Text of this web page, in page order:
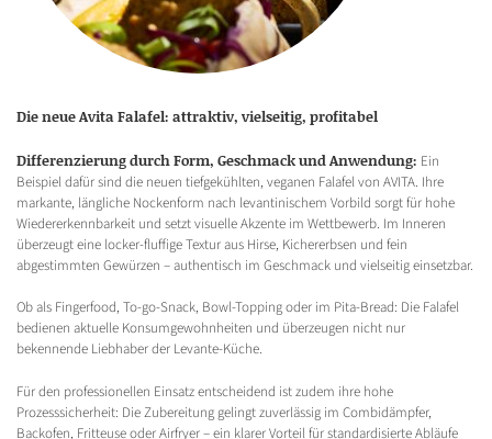
Die neue Avita Falafel: attraktiv, vielseitig, profitabel
Differenzierung durch Form, Geschmack und Anwendung: Ein
Beispiel dafür sind die neuen tiefgekühlten, veganen Falafel von AVITA. Ihre
markante, längliche Nockenform nach levantinischem Vorbild sorgt für hohe
Wiedererkennbarkeit und setzt visuelle Akzente im Wettbewerb. Im Inneren
überzeugt eine locker-fluffige Textur aus Hirse, Kichererbsen und fein
abgestimmten Gewürzen – authentisch im Geschmack und vielseitig einsetzbar.
Ob als Fingerfood, To-go-Snack, Bowl-Topping oder im Pita-Bread: Die Falafel
bedienen aktuelle Konsumgewohnheiten und überzeugen nicht nur
bekennende Liebhaber der Levante-Küche.
Für den professionellen Einsatz entscheidend ist zudem ihre hohe
Prozesssicherheit: Die Zubereitung gelingt zuverlässig im Combidämpfer,
Backofen, Fritteuse oder Airfryer – ein klarer Vorteil für standardisierte Abläufe